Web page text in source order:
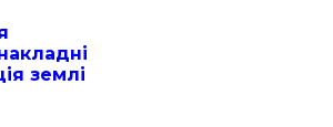
землі